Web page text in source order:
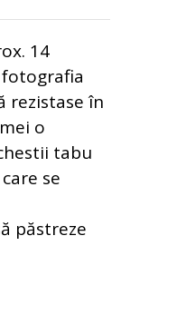
14
rezistase în
o
tabu
se
păstreze